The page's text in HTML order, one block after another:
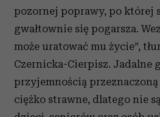
pozornej poprawy, po której
gwałtownie się pogarsza.
może uratować mu życie”,
Czernicka-Cierpisz. Jadalne
przyjemnością przeznaczoną
ciężko strawne, dlatego nie